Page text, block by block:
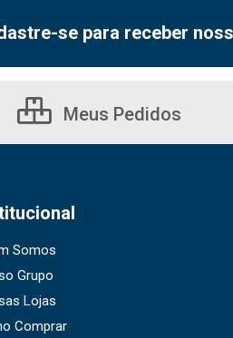
se para receber
Meus Pedidos
Somos
Grupo
Lojas
Comprar